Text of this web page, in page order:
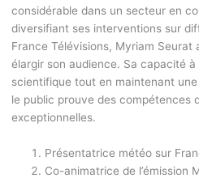
considérable dans un secteur en
diversifiant ses interventions sur
France Télévisions, Myriam Seurat
élargir son audience. Sa capacité à
scientifique tout en maintenant
le public prouve des compétences
exceptionnelles.
Présentatrice météo sur
Co-animatrice de l’émission